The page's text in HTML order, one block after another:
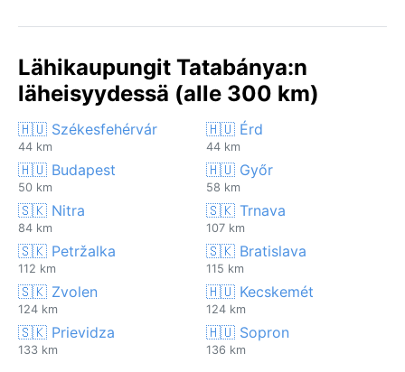
Lähikaupungit Tatabánya:n
läheisyydessä (alle 300 km)
🇭🇺 Székesfehérvár
44 km
🇭🇺 Érd
44 km
🇭🇺 Budapest
50 km
🇭🇺 Győr
58 km
🇸🇰 Nitra
84 km
🇸🇰 Trnava
107 km
🇸🇰 Petržalka
112 km
🇸🇰 Bratislava
115 km
🇸🇰 Zvolen
124 km
🇭🇺 Kecskemét
124 km
🇸🇰 Prievidza
133 km
🇭🇺 Sopron
136 km